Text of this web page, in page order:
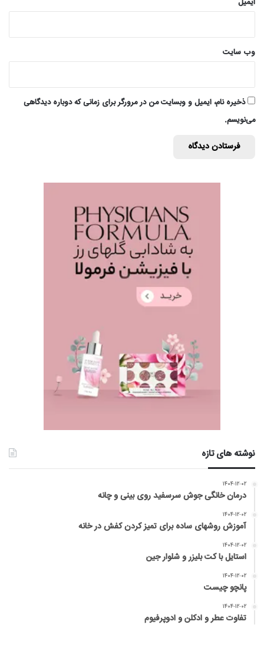
وب‌ سایت
ذخیره نام، ایمیل و وبسایت من در مرورگر برای زمانی که دوباره دیدگاهی
می‌نویسم.
نوشته های تازه
۱۴۰۴-۱۲-۰۲
درمان خانگی جوش سرسفید روی بینی و چانه
۱۴۰۴-۱۲-۰۲
آموزش روشهای ساده برای تمیز کردن کفش در خانه
۱۴۰۴-۱۲-۰۲
استایل با کت بلیزر و شلوار جین
۱۴۰۴-۱۲-۰۲
پانچو چیست
۱۴۰۴-۱۲-۰۲
تفاوت عطر و ادکلن و ادوپرفیوم